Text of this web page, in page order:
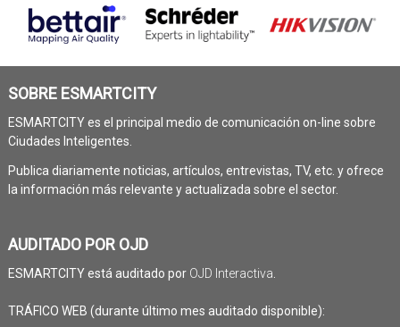
SOBRE ESMARTCITY
ESMARTCITY es el principal medio de comunicación on-line sobre
Ciudades Inteligentes.
Publica diariamente noticias, artículos, entrevistas, TV, etc. y ofrece
la información más relevante y actualizada sobre el sector.
AUDITADO POR OJD
ESMARTCITY está auditado por OJD Interactiva
TRÁFICO WEB (durante último mes auditado disponible):